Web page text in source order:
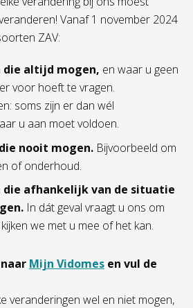
Vanaf 1 november 2024
ZAV:
die altijd mogen, en waar u geen
voor hoeft te vragen.
soms zijn er dan wél
u aan moet voldoen.
nooit mogen. Bijvoorbeeld om
of onderhoud.
die afhankelijk van de situatie
In dát geval vraagt u ons om
we met u mee of het kan.
Mijn Vidomes en vul de
veranderingen wel en niet mogen,